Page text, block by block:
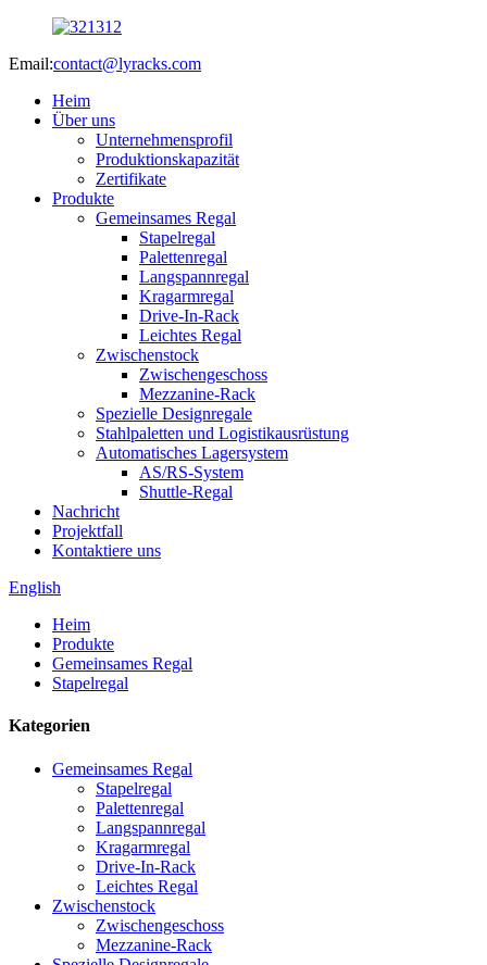
Email:contact@lyracks.com
Heim
Über uns
Unternehmensprofil
Produktionskapazität
Zertifikate
Produkte
Gemeinsames Regal
Stapelregal
Palettenregal
Langspannregal
Kragarmregal
Drive-In-Rack
Leichtes Regal
Zwischenstock
Zwischengeschoss
Mezzanine-Rack
Spezielle Designregale
Stahlpaletten und Logistikausrüstung
Automatisches Lagersystem
AS/RS-System
Shuttle-Regal
Nachricht
Projektfall
Kontaktiere uns
English
Heim
Produkte
Gemeinsames Regal
Stapelregal
Kategorien
Gemeinsames Regal
Stapelregal
Palettenregal
Langspannregal
Kragarmregal
Drive-In-Rack
Leichtes Regal
Zwischenstock
Zwischengeschoss
Mezzanine-Rack